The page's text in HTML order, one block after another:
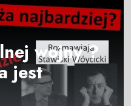
wojny ?
jest